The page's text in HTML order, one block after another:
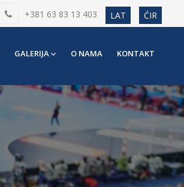
+381 63 83 13 403 LAT ĆIR
GALERIJA O NAMA KONTAKT